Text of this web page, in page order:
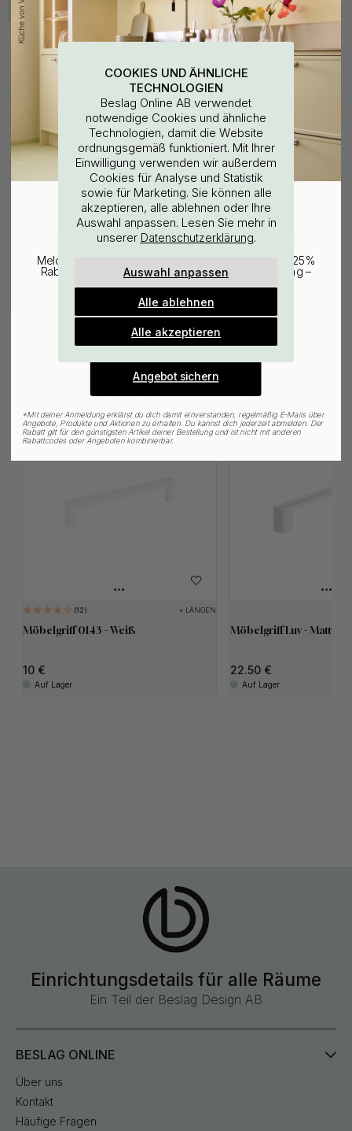
Kaufen Sie zusammen mit
Möbelgriffe & Möbelknöpfe
12 + LÄNGEN
Möbelgriff 0143 - Weiß
10
Auf Lager
Möbelgriff Luv -
22.50
Auf Lager
Einrichtungsdetails für alle Räume
Ein Teil der Beslag Design AB
BESLAG ONLINE
Über uns
Kontakt
Häufige Fragen
COOKIES UND ÄHNLICHE
TECHNOLOGIEN
Beslag Online AB verwendet
notwendige Cookies und ähnliche
Technologien, damit die Website
ordnungsgemäß funktioniert. Mit Ihrer
Einwilligung verwenden wir außerdem
Cookies für Analyse und Statistik
sowie für Marketing. Sie können alle
akzeptieren, alle ablehnen oder Ihre
Auswahl anpassen. Lesen Sie mehr in
unserer Datenschutzerklärung.
Auswahl anpassen
Alle ablehnen
Alle akzeptieren
WOULD YOU RATHER VISIT?
EU
CHANGE COUNTRY
25% Rabatt auf deinen
günstigsten Artikel
Melde dich für unseren Newsletter an und erhalte 25%
Rabatt auf den günstigsten Artikel deiner Bestellung –
plus Inspiration und exklusive Angebote.
Gültig bis zum 31. August
Angebot sichern
*Mit deiner Anmeldung erklärst du dich damit einverstanden, regelmäßig E-Mails über
Angebote, Produkte und Aktionen zu erhalten. Du kannst dich jederzeit abmelden. Der
Rabatt gilt für den günstigsten Artikel deiner Bestellung und ist nicht mit anderen
Rabattcodes oder Angeboten kombinierbar.